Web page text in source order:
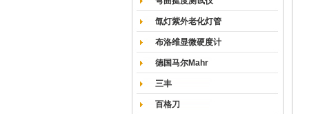
氙灯紫外老化灯管
布洛维显微硬度计
德国马尔Mahr
三丰
百格刀